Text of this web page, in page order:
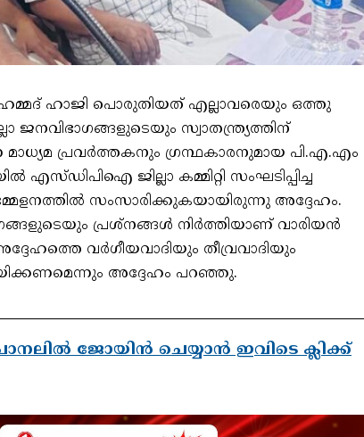
ഹാജി പൊരുതിയത് എല്ലാവരെയും ഒത്തു
ജനവിഭാഗങ്ങളുടെയും സ്വാതന്ത്ര്യത്തിന്
മാധ്യമ പ്രവർത്തകനും ഗ്രന്ഥകാരനുമായ പി.എ.എം
എസ്ഡിപിഐ ജില്ലാ കമ്മിറ്റി സംഘടിപ്പിച്ച
സംസാരിക്കുകയായിരുന്നു അദ്ദേഹം.
പ്രശ്നങ്ങൾ നിർത്തിയാണ് വാരിയൻ
വർഗീയവാദിയും തീവ്രവാദിയും
അദ്ദേഹം പറഞ്ഞു.
ജോയിൻ ചെയ്യാൻ ഇവിടെ ക്ലിക്ക്